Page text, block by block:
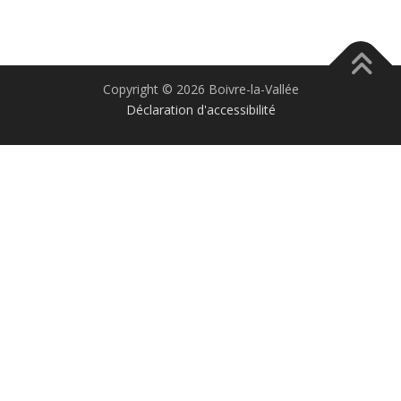
Copyright © 2026 Boivre-la-Vallée
Déclaration d'accessibilité